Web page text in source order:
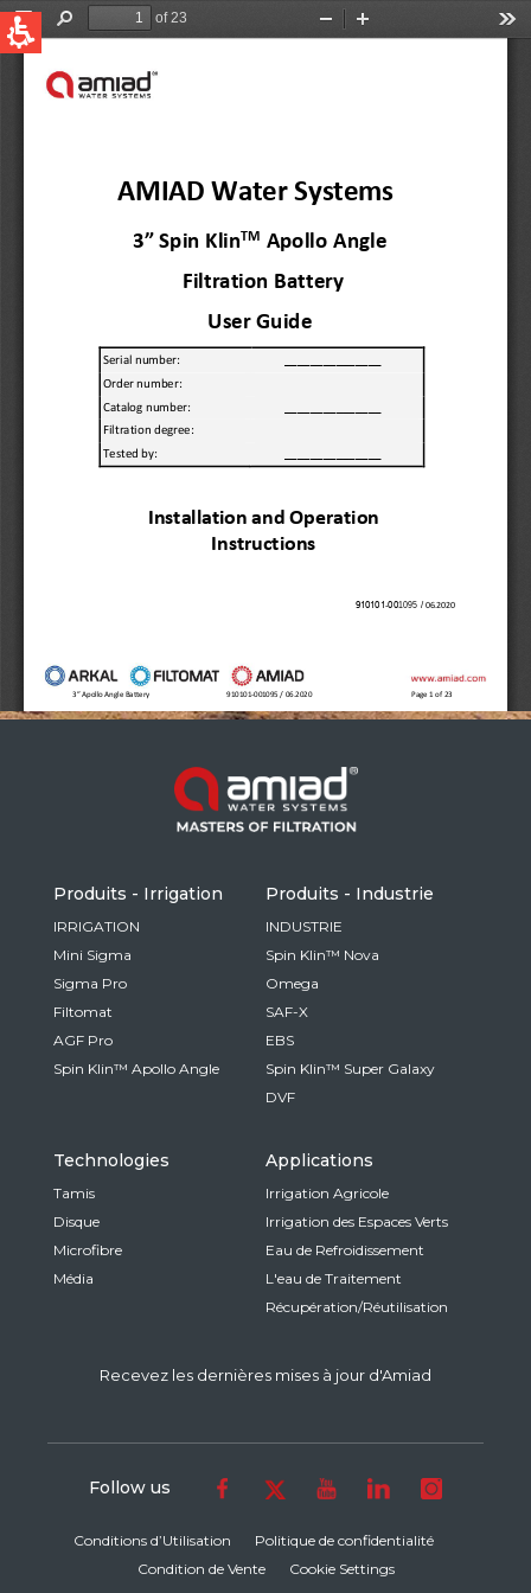
QUICK LINKS
English
United States
Australia
Spain & LATAM
Russia
French
German
Israel
Hebrew
China
Chinese
Based on your current location, we recommend
this Amiad website for you
North America- English
Produits - Irrigation
IRRIGATION
Mini Sigma
Sigma Pro
Filtomat
AGF Pro
Spin Klin™ Apollo Angle
Produits - Industrie
INDUSTRIE
Spin Klin™ Nova
Omega
SAF-X
EBS
Spin Klin™ Super Galaxy
DVF
Technologies
Tamis
Disque
Microfibre
Média
Applications
Irrigation Agricole
Irrigation des Espaces Verts
Eau de Refroidissement
L'eau de Traitement
Récupération/Réutilisation
Recevez les dernières mises à jour d'Amiad
Conditions d’Utilisation
Politique de confidentialité
Condition de Vente
Cookie Settings
Follow us